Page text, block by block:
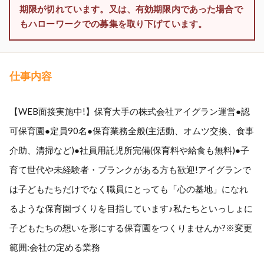
期限が切れています。又は、有効期限内であった場合で
もハローワークでの募集を取り下げています。
仕事内容
【WEB面接実施中!】保育大手の株式会社アイグラン運営●認
可保育園●定員90名●保育業務全般(主活動、オムツ交換、食事
介助、清掃など)●社員用託児所完備(保育料や給食も無料)●子
育て世代や未経験者・ブランクがある方も歓迎!アイグランで
は子どもたちだけでなく職員にとっても「心の基地」になれ
るような保育園づくりを目指しています♪私たちといっしょに
子どもたちの想いを形にする保育園をつくりませんか?※変更
範囲:会社の定める業務